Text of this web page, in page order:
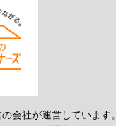
会社が運営しています。